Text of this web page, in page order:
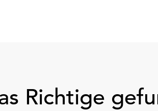
Richtige